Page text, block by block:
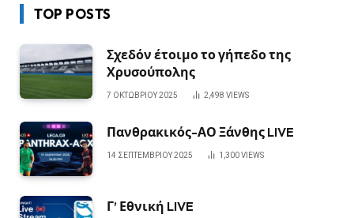
TOP POSTS
Σχεδόν έτοιμο το γήπεδο της
Χρυσούπολης
7 ΟΚΤΩΒΡΊΟΥ 2025 2,498 VIEWS
Πανθρακικός-ΑΟ Ξάνθης LIVE
14 ΣΕΠΤΕΜΒΡΊΟΥ 2025 1,300VIEWS
Γ’ Εθνική LIVE